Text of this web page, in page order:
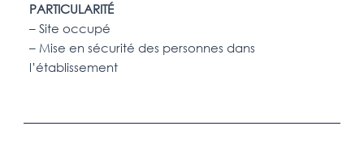
PARTICULARITÉ
– Site occupé
– Mise en sécurité des personnes dans
l’établissement